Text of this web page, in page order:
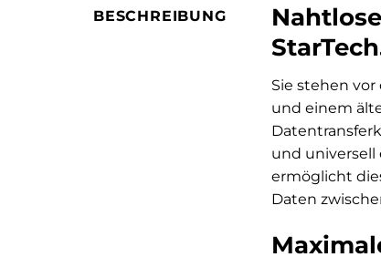
BESCHREIBUNG
Sie stehen
und einem
und
ermöglicht
Daten